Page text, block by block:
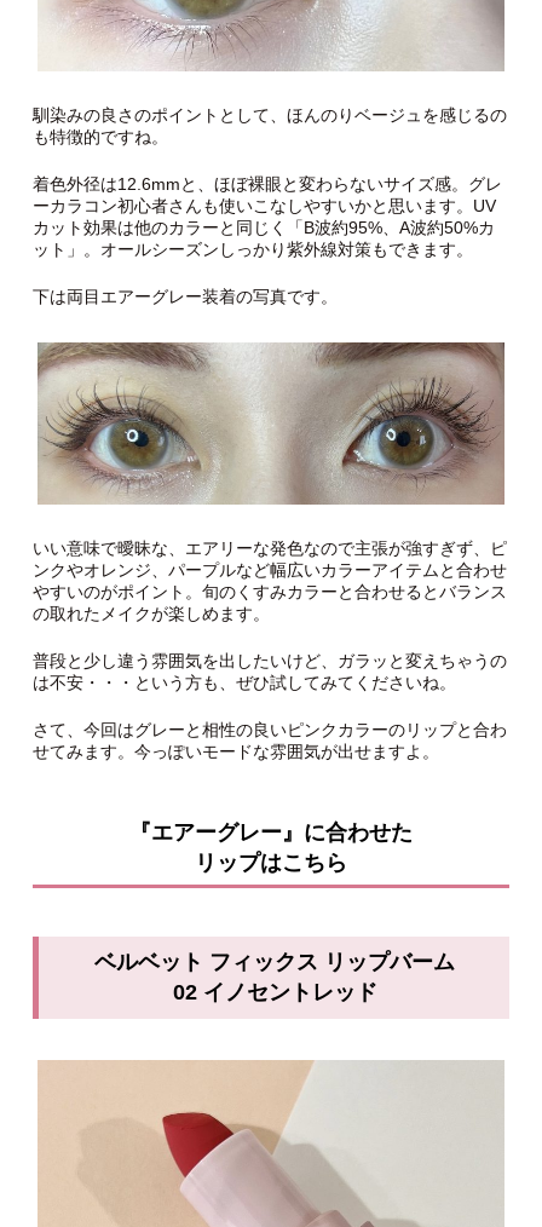
馴染みの良さのポイントとして、ほんのりベージュを感じるの
も特徴的ですね。
着色外径は12.6mmと、ほぼ裸眼と変わらないサイズ感。グレ
ーカラコン初心者さんも使いこなしやすいかと思います。UV
カット効果は他のカラーと同じく「B波約95%、A波約50%カ
ット」。オールシーズンしっかり紫外線対策もできます。
下は両目エアーグレー装着の写真です。
いい意味で曖昧な、エアリーな発色なので主張が強すぎず、ピ
ンクやオレンジ、パープルなど幅広いカラーアイテムと合わせ
やすいのがポイント。旬のくすみカラーと合わせるとバランス
の取れたメイクが楽しめます。
普段と少し違う雰囲気を出したいけど、ガラッと変えちゃうの
は不安・・・という方も、ぜひ試してみてくださいね。
さて、今回はグレーと相性の良いピンクカラーのリップと合わ
せてみます。今っぽいモードな雰囲気が出せますよ。
『エアーグレー』に合わせた
リップはこちら
ベルベット フィックス リップバーム
02 イノセントレッド